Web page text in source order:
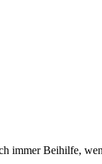
immer Beihilfe,